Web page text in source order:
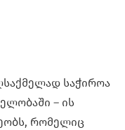
საჭიროა
– ის
რომელიც